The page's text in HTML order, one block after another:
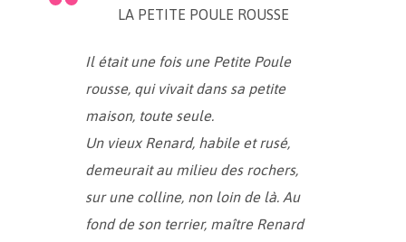
LA PETITE POULE ROUSSE
Il était une fois une Petite Poule
rousse, qui vivait dans sa petite
maison, toute seule.
Un vieux Renard, habile et rusé,
demeurait au milieu des rochers,
sur une colline, non loin de là. Au
fond de son terrier, maître Renard